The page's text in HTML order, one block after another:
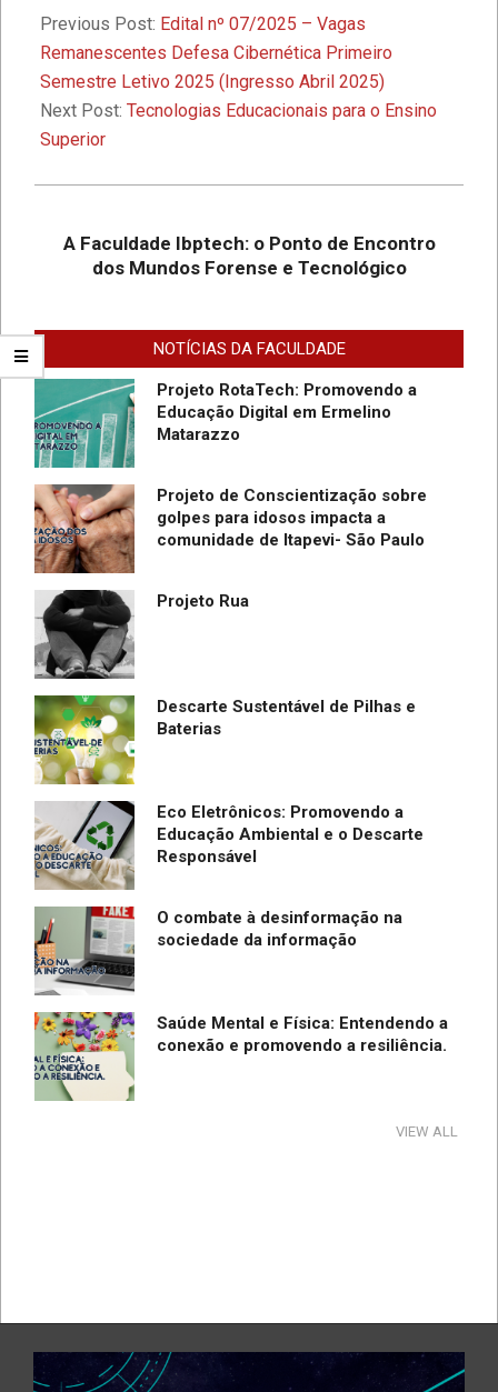
03-
13
Previous Post: Edital nº 07/2025 – Vagas
Remanescentes Defesa Cibernética Primeiro
Semestre Letivo 2025 (Ingresso Abril 2025)
Next Post: Tecnologias Educacionais para o Ensino
Superior
A Faculdade Ibptech: o Ponto de Encontro
dos Mundos Forense e Tecnológico
NOTÍCIAS DA FACULDADE
Ibptech
A Faculdade Ibptech: o Ponto de
Encontro dos Mundos Forense e
Tecnológico
Cibernética para ingresso com
vestibular, Enem ou 2a. graduação na
Faculdade IBPTECH Lança Projeto
Promover Segurança na Internet
Projeto RotaTech: Promovendo a
Educação Digital em Ermelino
Matarazzo
Projeto de Conscientização sobre
golpes para idosos impacta a
comunidade de Itapevi- São Paulo
Projeto Rua
Descarte Sustentável de Pilhas e
Baterias
Eco Eletrônicos: Promovendo a
Educação Ambiental e o Descarte
Responsável
O combate à desinformação na
sociedade da informação
Saúde Mental e Física: Entendendo a
conexão e promovendo a resiliência.
Tecnologia e Direito na Sociedade da
na cultura e na sociedade no período
de pandemia e pós-pandemia
VIEW ALL